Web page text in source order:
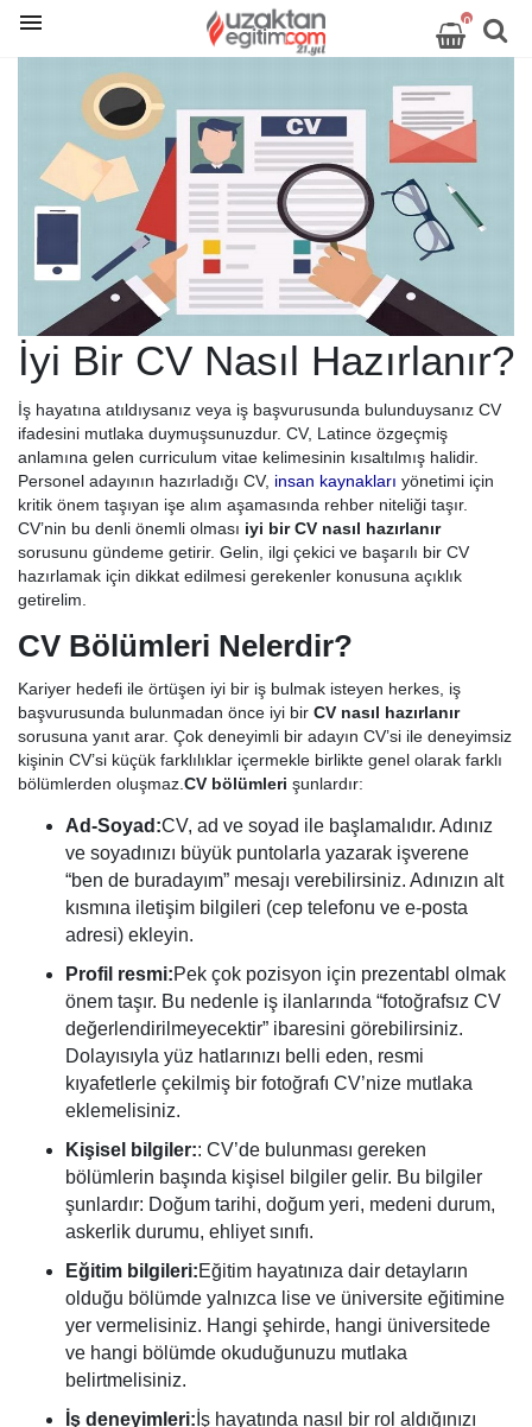
0
İyi Bir CV Nasıl Hazırlanır?
İş hayatına atıldıysanız veya iş başvurusunda bulunduysanız CV
ifadesini mutlaka duymuşsunuzdur. CV, Latince özgeçmiş
anlamına gelen curriculum vitae kelimesinin kısaltılmış halidir.
Personel adayının hazırladığı CV, insan kaynakları yönetimi için
kritik önem taşıyan işe alım aşamasında rehber niteliği taşır.
CV’nin bu denli önemli olması iyi bir CV nasıl hazırlanır
sorusunu gündeme getirir. Gelin, ilgi çekici ve başarılı bir CV
hazırlamak için dikkat edilmesi gerekenler konusuna açıklık
getirelim.
CV Bölümleri Nelerdir?
Kariyer hedefi ile örtüşen iyi bir iş bulmak isteyen herkes, iş
başvurusunda bulunmadan önce iyi bir CV nasıl hazırlanır
sorusuna yanıt arar. Çok deneyimli bir adayın CV’si ile deneyimsiz
kişinin CV’si küçük farklılıklar içermekle birlikte genel olarak farklı
bölümlerden oluşmaz. CV bölümleri şunlardır:
Ad-Soyad:CV, ad ve soyad ile başlamalıdır. Adınız
ve soyadınızı büyük puntolarla yazarak işverene
“ben de buradayım” mesajı verebilirsiniz. Adınızın alt
kısmına iletişim bilgileri (cep telefonu ve e-posta
adresi) ekleyin.
Profil resmi:Pek çok pozisyon için prezentabl olmak
önem taşır. Bu nedenle iş ilanlarında “fotoğrafsız CV
değerlendirilmeyecektir” ibaresini görebilirsiniz.
Dolayısıyla yüz hatlarınızı belli eden, resmi
kıyafetlerle çekilmiş bir fotoğrafı CV’nize mutlaka
eklemelisiniz.
Kişisel bilgiler:: CV’de bulunması gereken
bölümlerin başında kişisel bilgiler gelir. Bu bilgiler
şunlardır: Doğum tarihi, doğum yeri, medeni durum,
askerlik durumu, ehliyet sınıfı.
Eğitim bilgileri:Eğitim hayatınıza dair detayların
olduğu bölümde yalnızca lise ve üniversite eğitimine
yer vermelisiniz. Hangi şehirde, hangi üniversitede
ve hangi bölümde okuduğunuzu mutlaka
belirtmelisiniz.
İş deneyimleri: İş hayatında nasıl bir rol aldığınızı